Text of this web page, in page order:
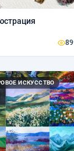
89
ИСКУССТВО